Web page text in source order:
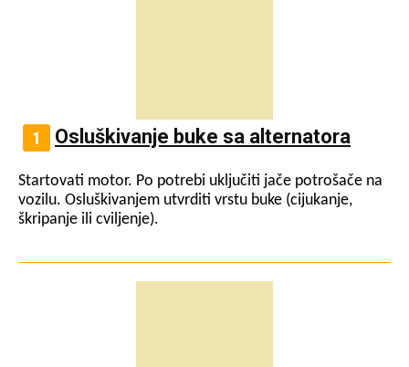
Osluškivanje buke sa alternatora
Startovati motor. Po potrebi uključiti jače potrošače na
vozilu. Osluškivanjem utvrditi vrstu buke (cijukanje,
škripanje ili cviljenje).